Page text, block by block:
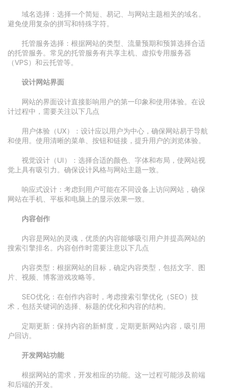
域名选择：选择一个简短、易记、与网站主题相关的域名。
避免使用复杂的拼写和特殊字符。
托管服务选择：根据网站的类型、流量预期和预算选择合适
的托管服务。常见的托管服务有共享主机、虚拟专用服务器
（VPS）和云托管等。
设计网站界面
网站的界面设计直接影响用户的第一印象和使用体验。在设
计过程中，需要关注以下几点
用户体验（UX）：设计应以用户为中心，确保网站易于导航
和使用。使用清晰的菜单、按钮和链接，提升用户的浏览体验。
视觉设计（UI）：选择合适的颜色、字体和布局，使网站视
觉上具有吸引力。确保设计风格与网站主题一致。
响应式设计：考虑到用户可能在不同设备上访问网站，确保
网站在手机、平板和电脑上的显示效果一致。
内容创作
内容是网站的灵魂，优质的内容能够吸引用户并提高网站的
搜索引擎排名。内容创作时需要注意以下几点
内容类型：根据网站的目标，确定内容类型，包括文字、图
片、视频、博客游戏攻略等。
SEO优化：在创作内容时，考虑搜索引擎优化（SEO）技
术，包括关键词的选择、标题的优化和内容的结构。
定期更新：保持内容的新鲜度，定期更新网站内容，吸引用
户回访。
开发网站功能
根据网站的需求，开发相应的功能。这一过程可能涉及前端
和后端的开发。